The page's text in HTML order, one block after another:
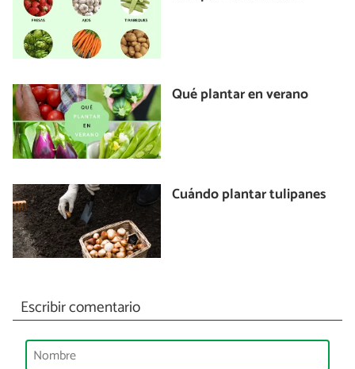
Qué plantar en verano
Cuándo plantar tulipanes
Escribir comentario